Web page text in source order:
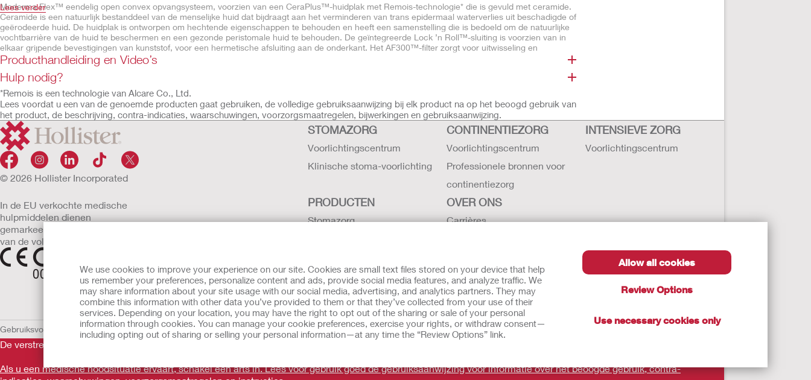
We use cookies to improve your experience on our site. Cookies are small text files stored on your device that help
us remember your preferences, personalize content and ads, provide social media features, and analyze traffic. We
may share information about your site usage with our social media, advertising, and analytics partners. They may
combine this information with other data you’ve provided to them or that they’ve collected from your use of their
services. Depending on your location, you may have the right to opt out of the sharing or sale of your personal
information through cookies. You can manage your cookie preferences, exercise your rights, or withdraw consent—
including opting out of sharing or selling your personal information—at any time the “Review Options” link.
Allow all cookies
Review Options
Use necessary cookies only
Moderma Flex™ eendelig open convex opvangsysteem, voorzien van een CeraPlus™-huidplak met Remois-technologie* die is gevuld met ceramide.
Ceramide is een natuurlijk bestanddeel van de menselijke huid dat bijdraagt aan het verminderen van trans epidermaal waterverlies uit beschadigde of
geërodeerde huid. De huidplak is ontworpen om hechtende eigenschappen te behouden en heeft een samenstelling die is bedoeld om de natuurlijke
vochtbarrière van de huid te beschermen en een gezonde peristomale huid te behouden. De geïntegreerde Lock ’n Roll™-sluiting is voorzien van in
elkaar grijpende bevestigingen van kunststof, voor een hermetische afsluiting aan de onderkant. Het AF300™-filter zorgt voor uitwisseling en
geurneutralisatie van lucht.
Eigenschappen
CeraPlus™ soft convexe huidplak zonder flexibele plakrand
Lock 'n Roll™-sluiting
flexibele plakrand
Transparant
Geïntegreerde AF300™-filter
Beschikbaar in uitknipbare versies of voorgestanst
Lees verder
Producthandleiding en Video’s
Hulp nodig?
*Remois is een technologie van Alcare Co., Ltd.
Lees voordat u een van de genoemde producten gaat gebruiken, de volledige gebruiksaanwijzing bij elk product na op het beoogd gebruik van
het product, de beschrijving, contra-indicaties, waarschuwingen, voorzorgsmaatregelen, bijwerkingen en gebruiksaanwijzing.
© 2026 Hollister Incorporated
In de EU verkochte medische
hulpmiddelen dienen
gemarkeerd te zijn met een
van de volgende symbolen
STOMAZORG
Voorlichtingscentrum
Klinische stoma-voorlichting
CONTINENTIEZORG
Voorlichtingscentrum
Professionele bronnen voor
continentiezorg
INTENSIEVE ZORG
Voorlichtingscentrum
PRODUCTEN
Stomazorg
Gebruiksaanwijzing
Latex verklaring -
veiligheidsgegevens
OVER ONS
Carrières
De geschiedenis van Hollister
Nieuws en evenementen
Gebruiksvoorwaarden Privacybeleid Gebruik van cookiesEU Mededeling aan Klokkenluiders
De verstrekte informatie is geen medisch advies en is niet bedoeld als vervanging voor het advies van uw eigen arts of andere zorgverlener.
Als u een medische noodsituatie ervaart, schakel een arts in. Lees voor gebruik goed de gebruiksaanwijzing voor informatie over het beoogde gebruik, contra-